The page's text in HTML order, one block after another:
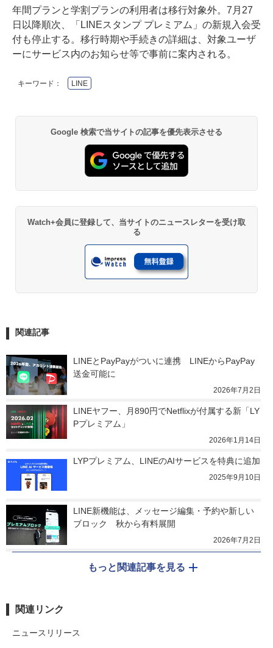
年間プランと学割プランの利用者は移行対象外。7月27
日以降順次、「LINEスタンプ プレミアム」の新規入会受
付も停止する。移行時期や手続きの詳細は、対象ユーザ
ーにサービス内のお知らせ等で事前に案内される。
キーワード： LINE
Google 検索で当サイトの記事を優先表示させる
Watch+会員に登録して、当サイトのニュースレターを受け取
る
関連記事
LINEとPayPayがついに連携　LINEからPayPay
送金可能に
2026年7月2日
LINEヤフー、月890円でNetflixが付属する新「LY
Pプレミアム」
2026年1月14日
LYPプレミアム、LINEのAIサービスを特典に追加
2025年9月10日
LINE新機能は、メッセージ編集・予約や新しい
ブロック　秋から有料展開
2026年7月2日
もっと関連記事を見る
関連リンク
ニュースリリース